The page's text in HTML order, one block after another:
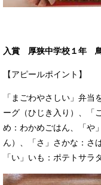
入賞 厚狭中学校１年
【アピールポイント】
「まごわやさしい」弁
ーグ（ひじき入り）、「
め：わかめごはん、「や
ん）、「さ」さかな：さ
「い」いも：ポテトサラ